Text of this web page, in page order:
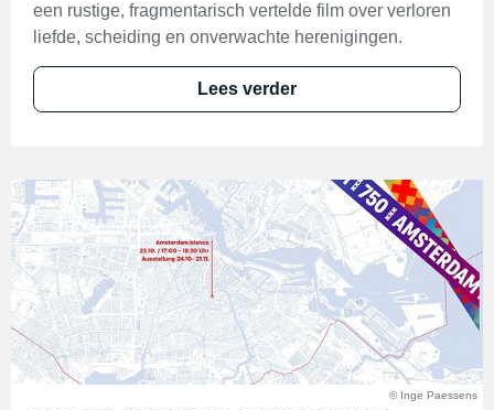
een rustige, fragmentarisch vertelde film over verloren
liefde, scheiding en onverwachte herenigingen.
Lees verder
© Inge Paessens